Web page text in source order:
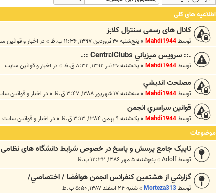
اطلاعیه های کلی
کانال های رسمی سنترال کلابز
توسطMahdi1944
»پنج‌شنبه ۳۰ فروردین ۱۳۹۷, ۱۱:۳۶ ب.ظ » در اخبار و قوانين
.:: سرويس ميزباني CentralClubs ::.
توسطMahdi1944
»یک‌شنبه ۳۰ تیر ۱۳۹۲, ۸:۳۲ ق.ظ » در اخبار و قوانين سايت
مصلحت انديشي
توسطMahdi1944
»سه‌شنبه ۱۷ شهریور ۱۳۸۸, ۳:۴۷ ق.ظ » در اخبار و قوانين
قوانين سراسري انجمن
توسطMahdi1944
»یک‌شنبه ۹ بهمن ۱۳۸۴, ۳:۱۳ ق.ظ » در اخبار و قوانين سايت
موضوعات
تاپیک جامع پرسش و پاسخ در خصوص شرایط دانشگاه های نظامی
توسطAdolf
»پنج‌شنبه ۵ مهر ۱۳۸۶, ۱۲:۳۲ ب.ظ
گزارشي از هشتمين كنفرانس انجمن هوافضا / اختصاصي/
توسطMorteza313
»شنبه ۲۴ اسفند ۱۳۸۷, ۵:۵۰ ب.ظ